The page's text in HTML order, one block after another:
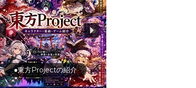
旅行の前に旅行先をチェック